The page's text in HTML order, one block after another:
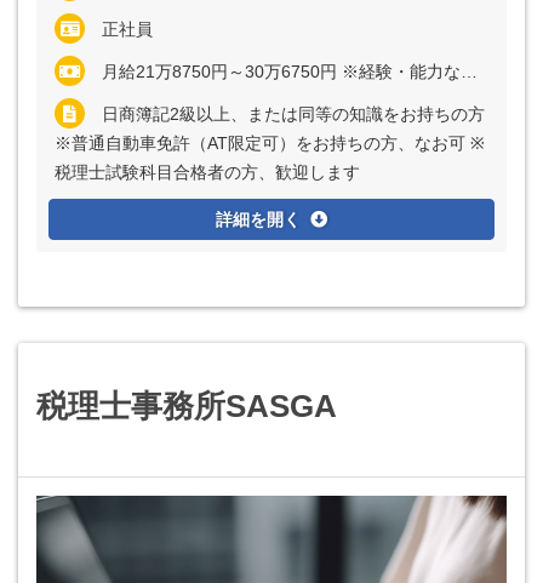
正社員
月給21万8750円～30万6750円 ※経験・能力など考慮の上、決定いたします ※残業代は全額支給
日商簿記2級以上、または同等の知識をお持ちの方
※普通自動車免許（AT限定可）をお持ちの方、なお可 ※
税理士試験科目合格者の方、歓迎します
詳細を開く
税理士事務所SASGA